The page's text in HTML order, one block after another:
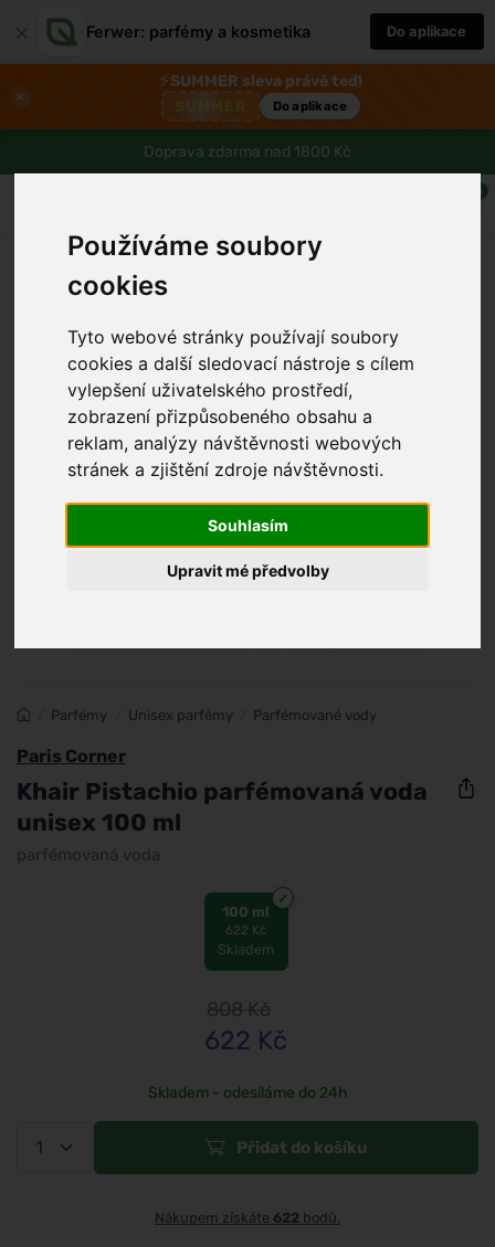
Používáme soubory
cookies
Tyto webové stránky používají soubory
cookies a další sledovací nástroje s cílem
vylepšení uživatelského prostředí,
zobrazení přizpůsobeného obsahu a
reklam, analýzy návštěvnosti webových
stránek a zjištění zdroje návštěvnosti.
Souhlasím
Upravit mé předvolby
Ferwer: parfémy a kosmetika Do aplikace
×
⚡SUMMER sleva právě teď!
Do aplikace
Doprava zdarma nad 1800 Kč
0
Parfémy Unisex parfémy Parfémované vody
Paris Corner
Khair Pistachio parfémovaná voda
unisex 100 ml
parfémovaná voda
100 ml
622 Kč
Skladem
808Kč
622 Kč
Skladem - odesíláme do 24h
Přidat do košíku
Nákupem získáte 622 bodů.